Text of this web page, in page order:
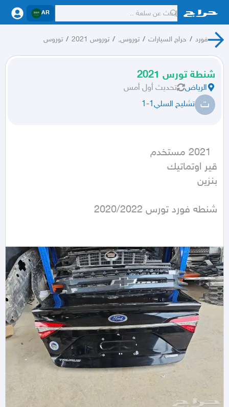
AR
فورد / حراج السيارات / توروس, / توروس 2021 / توروس
شنطة تورس 2021
الرياض تحديث أول أمس
ت تشليح السلي1-1
بنزين
شنطه فورد تورس 2020/2022